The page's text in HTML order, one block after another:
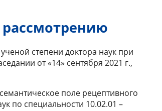
степени доктора наук при
от «14» сентября 2021 г.,
поле рецептивного
по специальности 10.02.01 –